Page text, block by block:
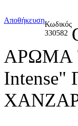
ΑποθήκευσηΚωδικός
330582
ΑΡΩΜΑ